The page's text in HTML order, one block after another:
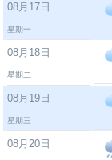
08月17日
星期一
08月18日
星期二
08月19日
星期三
08月20日